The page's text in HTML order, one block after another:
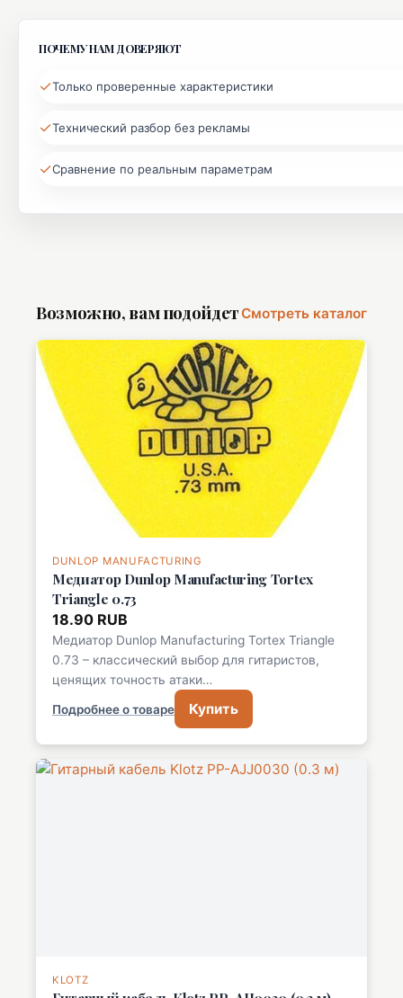
ПОЧЕМУ НАМ ДОВЕРЯЮТ
✓Только проверенные характеристики
✓Технический разбор без рекламы
✓Сравнение по реальным параметрам
Возможно, вам подойдетСмотреть каталог
DUNLOP MANUFACTURING
Медиатор Dunlop Manufacturing Tortex
Triangle 0.73
18.90 RUB
Медиатор Dunlop Manufacturing Tortex Triangle
0.73 – классический выбор для гитаристов,
ценящих точность атаки…
Подробнее о товаре Купить
KLOTZ